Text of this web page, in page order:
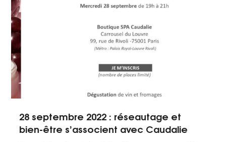
28 septembre 2022 : réseautage et
bien-être s’associent avec Caudalie